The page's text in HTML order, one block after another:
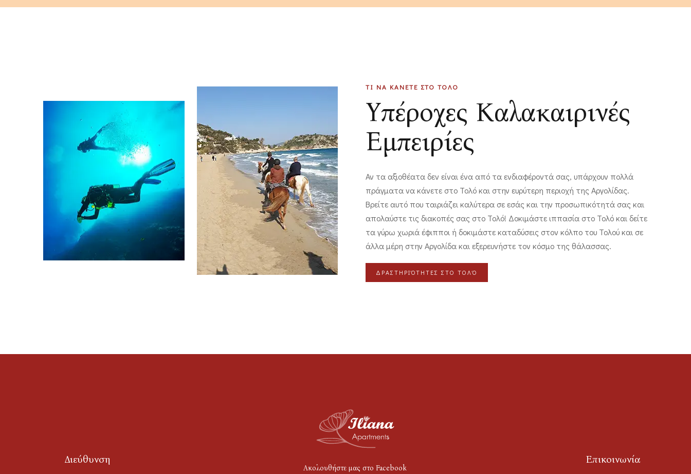
ΤΙ ΝΑ ΚΑΝΕΤΕ ΣΤΟ ΤΟΛΟ
Υπέροχες Καλακαιρινές
Εμπειρίες
Αν τα αξιοθέατα δεν είναι ένα από τα ενδιαφέροντά σας, υπάρχουν πολλά
πράγματα να κάνετε στο Τολό και στην ευρύτερη περιοχή της Αργολίδας.
Βρείτε αυτό που ταιριάζει καλύτερα σε εσάς και την προσωπικότητά σας και
απολαύστε τις διακοπές σας στο Τολό! Δοκιμάστε ιππασία στο Τολό και δείτε
τα γύρω χωριά έφιπποι ή δοκιμάστε καταδύσεις στον κόλπο του Τολού και σε
άλλα μέρη στην Αργολίδα και εξερευνήστε τον κόσμο της θάλασσας.
ΔΡΑΣΤΗΡΙΌΤΗΤΕΣ ΣΤΟ ΤΟΛΌ
Διεύθυνση
Ακολουθήστε μας στο Facebook
Επικοινωνία